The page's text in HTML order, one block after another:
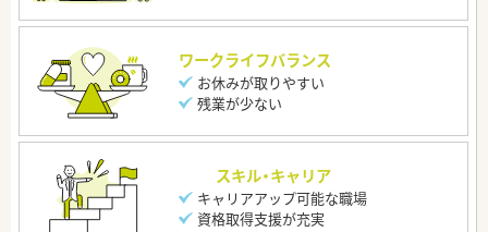
ワークライフバランス
お休みが取りやすい
残業が少ない
スキル・キャリア
キャリアアップ可能な職場
資格取得支援が充実